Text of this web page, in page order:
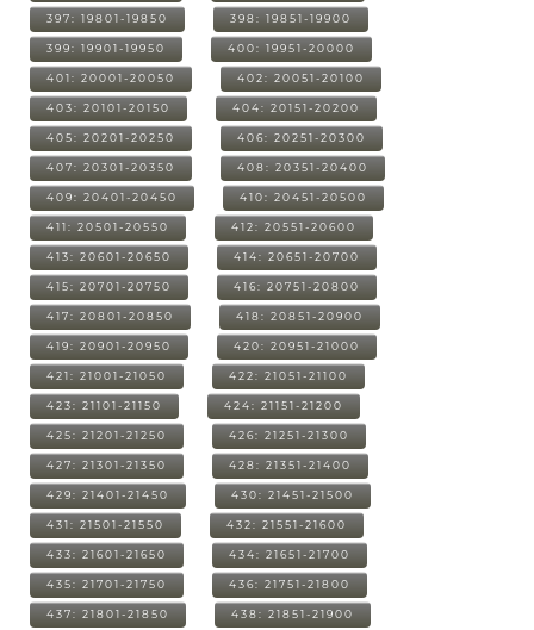
397: 19801-19850 398: 19851-19900
399: 19901-19950 400: 19951-20000
401: 20001-20050 402: 20051-20100
403: 20101-20150 404: 20151-20200
405: 20201-20250 406: 20251-20300
407: 20301-20350 408: 20351-20400
409: 20401-20450 410: 20451-20500
411: 20501-20550 412: 20551-20600
413: 20601-20650 414: 20651-20700
415: 20701-20750 416: 20751-20800
417: 20801-20850 418: 20851-20900
419: 20901-20950 420: 20951-21000
421: 21001-21050 422: 21051-21100
423: 21101-21150 424: 21151-21200
425: 21201-21250 426: 21251-21300
427: 21301-21350 428: 21351-21400
429: 21401-21450 430: 21451-21500
431: 21501-21550 432: 21551-21600
433: 21601-21650 434: 21651-21700
435: 21701-21750 436: 21751-21800
437: 21801-21850 438: 21851-21900